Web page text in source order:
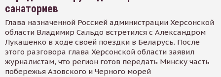
санаториев
Глава назначенной Россией администрации Херсонской
области Владимир Сальдо встретился с Александром
Лукашенко в ходе своей поездки в Беларусь. После
этого разговора глава Херсонской области заявил
журналистам, что регион готов передать Минску часть
побережья Азовского и Черного морей